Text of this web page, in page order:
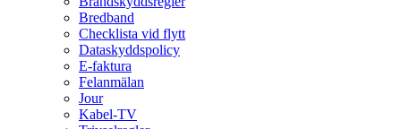
Bredband
Checklista vid flytt
Dataskyddspolicy
E-faktura
Felanmälan
Jour
Kabel-TV